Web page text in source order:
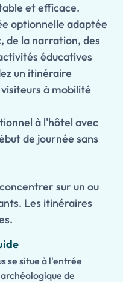
et efficace.
optionnelle adaptée
de la narration, des
éducatives
un itinéraire
à mobilité
à l'hôtel avec
de journée sans
sur un ou
Les itinéraires
se situe à l'entrée
de